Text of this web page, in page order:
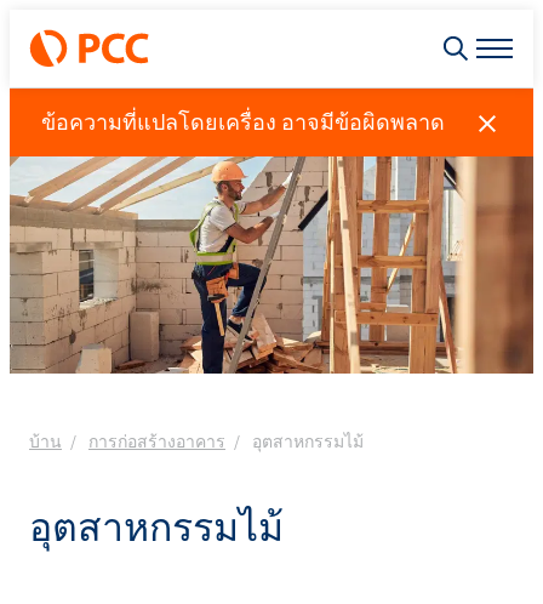
ข้อความที่แปลโดยเครื่อง อาจมีข้อผิดพลาด
บ้าน การก่อสร้างอาคาร อุตสาหกรรมไม้
อุตสาหกรรมไม้